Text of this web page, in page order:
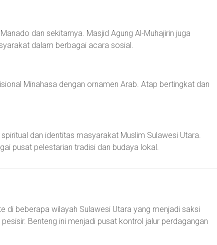
dan sekitarnya. Masjid Agung Al-Muhajirin juga
dalam berbagai acara sosial.
Minahasa dengan ornamen Arab. Atap bertingkat dan
dan identitas masyarakat Muslim Sulawesi Utara.
pusat pelestarian tradisi dan budaya lokal.
di beberapa wilayah Sulawesi Utara yang menjadi saksi
Benteng ini menjadi pusat kontrol jalur perdagangan